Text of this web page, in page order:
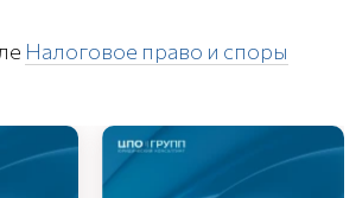
Налоговое право и споры